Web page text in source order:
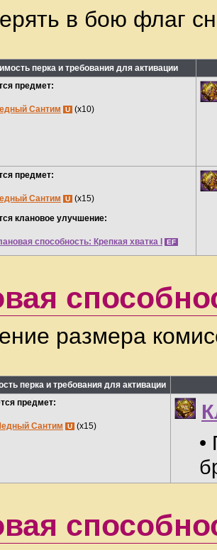
в бою флаг
перка и требования для активации
предмет:
Сантим U (x10)
предмет:
Сантим U (x15)
клановое улучшение:
способность: Крепкая хватка I EF
размера
перка и требования для активации
предмет:
Сантим U (x15)
•